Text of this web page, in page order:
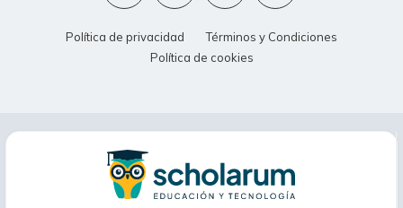
Política de privacidad
Términos y Condiciones
Política de cookies